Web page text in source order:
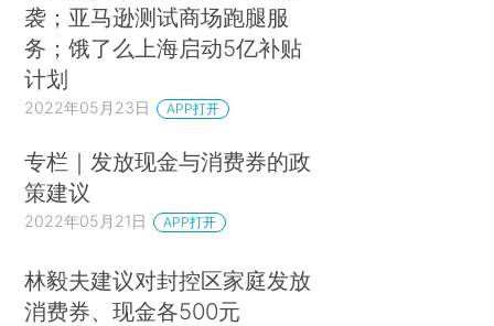
袭；亚马逊测试商场跑腿服
务；饿了么上海启动5亿补贴
计划
2022年05月23日 APP打开
专栏｜发放现金与消费券的政
策建议
2022年05月21日 APP打开
林毅夫建议对封控区家庭发放
消费券、现金各500元